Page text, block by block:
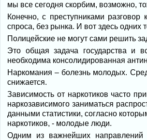
мы все сегодня скорбим, возможно,
Конечно, с преступниками
спроса, без рынка. И вот здесь одних
Полицейские не могут сами решить
Это общая задача государства и
необходима консолидированная
Наркомания – болезнь молодых.
снижается.
Зависимость от наркотиков часто
наркозависимого заниматься
данными статистики, согласно
наркотиков, - молодые люди.
Одним из важнейших направлений